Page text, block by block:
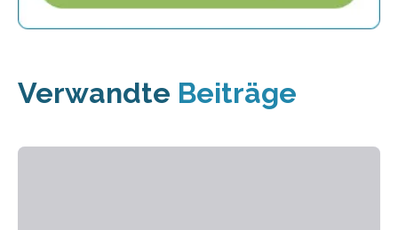
Verwandte Beiträge